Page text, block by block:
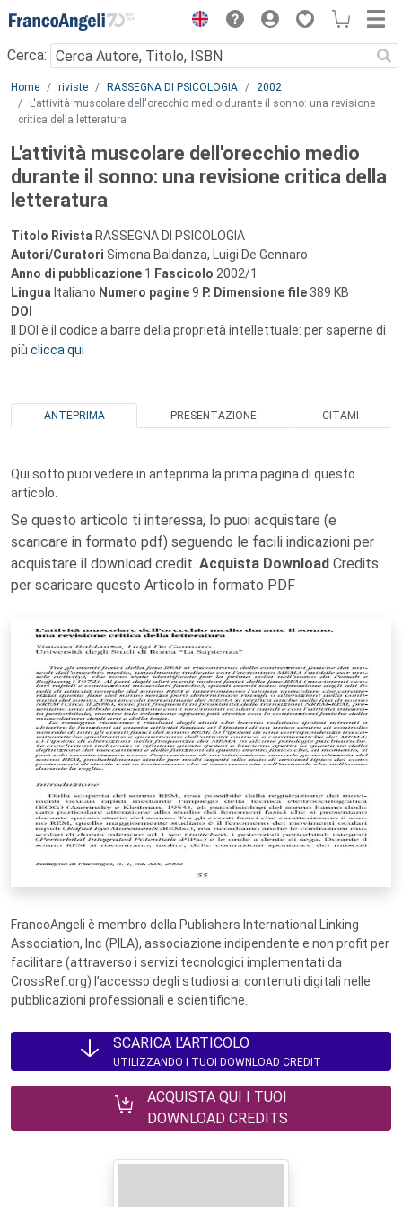
Menu
Cerca:
Main content
Home riviste RASSEGNA DI PSICOLOGIA
2002
L'attività muscolare dell'orecchio medio durante il sonno: una revisione
critica della letteratura
L'attività muscolare dell'orecchio medio
durante il sonno: una revisione critica della
letteratura
Titolo Rivista RASSEGNA DI PSICOLOGIA
Autori/Curatori Simona Baldanza, Luigi De Gennaro
Anno di pubblicazione 1 Fascicolo 2002/1
Lingua Italiano Numero pagine9 P. Dimensione file 389 KB
DOI
Il DOI è il codice a barre della proprietà intellettuale: per saperne di
più clicca qui
ANTEPRIMA PRESENTAZIONE CITAMI
Qui sotto puoi vedere in anteprima la prima pagina di questo
articolo.
Se questo articolo ti interessa, lo puoi acquistare (e
scaricare in formato pdf) seguendo le facili indicazioni per
acquistare il download credit. Acquista Download Credits
per scaricare questo Articolo in formato PDF
FrancoAngeli è membro della Publishers International Linking
Association, Inc (PILA), associazione indipendente e non profit per
facilitare (attraverso i servizi tecnologici implementati da
CrossRef.org) l’accesso degli studiosi ai contenuti digitali nelle
pubblicazioni professionali e scientifiche.
SCARICA L'ARTICOLO
UTILIZZANDO I TUOI DOWNLOAD CREDIT
ACQUISTA QUI I TUOI
DOWNLOAD CREDITS